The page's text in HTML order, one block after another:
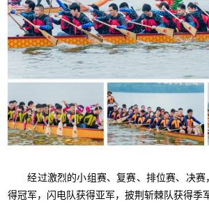
经过激烈的小组赛、复赛、排位赛、决赛
得冠军，闪电队获得亚军，披荆斩棘队获得季